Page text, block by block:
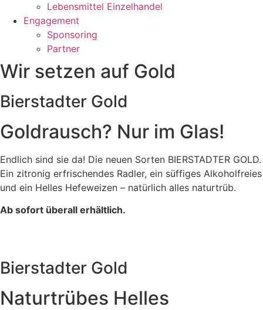
Lebensmittel Einzelhandel
Engagement
Sponsoring
Partner
Wir setzen auf Gold
Bierstadter Gold
Goldrausch? Nur im Glas!
Endlich sind sie da! Die neuen Sorten BIERSTADTER GOLD.
Ein zitronig erfrischendes Radler, ein süffiges Alkoholfreies
und ein Helles Hefeweizen – natürlich alles naturtrüb.
Ab sofort überall erhältlich.
Bierstadter Gold
Naturtrübes Helles